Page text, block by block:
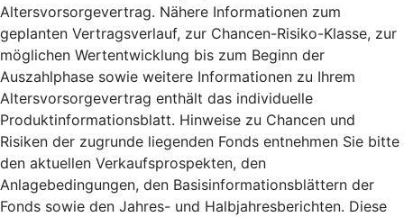
Altersvorsorgevertrag. Nähere Informationen zum
geplanten Vertragsverlauf, zur Chancen-Risiko-Klasse, zur
möglichen Wertentwicklung bis zum Beginn der
Auszahlphase sowie weitere Informationen zu Ihrem
Altersvorsorgevertrag enthält das individuelle
Produktinformationsblatt. Hinweise zu Chancen und
Risiken der zugrunde liegenden Fonds entnehmen Sie bitte
den aktuellen Verkaufsprospekten, den
Anlagebedingungen, den Basisinformationsblättern der
Fonds sowie den Jahres- und Halbjahresberichten. Diese